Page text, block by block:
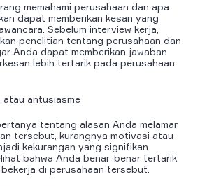
memahami perusahaan dan apa
dapat memberikan kesan yang
Sebelum interview kerja,
penelitian tentang perusahaan dan
Anda dapat memberikan jawaban
lebih tertarik pada perusahaan
atau antusiasme
tentang alasan Anda melamar
tersebut, kurangnya motivasi atau
kekurangan yang signifikan.
bahwa Anda benar-benar tertarik
di perusahaan tersebut.